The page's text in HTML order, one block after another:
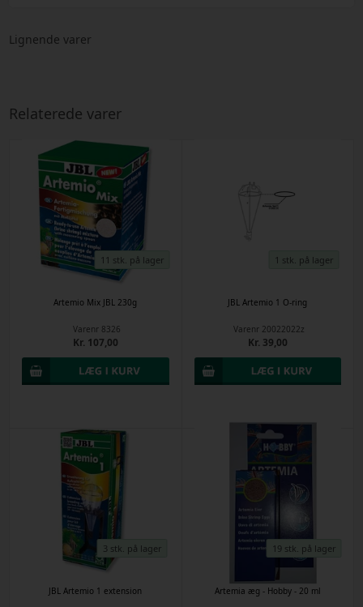
Lignende varer
Relaterede varer
11 stk. på lager
Artemio Mix JBL 230g
Varenr 8326
Kr. 107,00
1 stk. på lager
JBL Artemio 1 O-ring
Varenr 20022022z
Kr. 39,00
3 stk. på lager
JBL Artemio 1 extension
19 stk. på lager
Artemia æg - Hobby - 20 ml